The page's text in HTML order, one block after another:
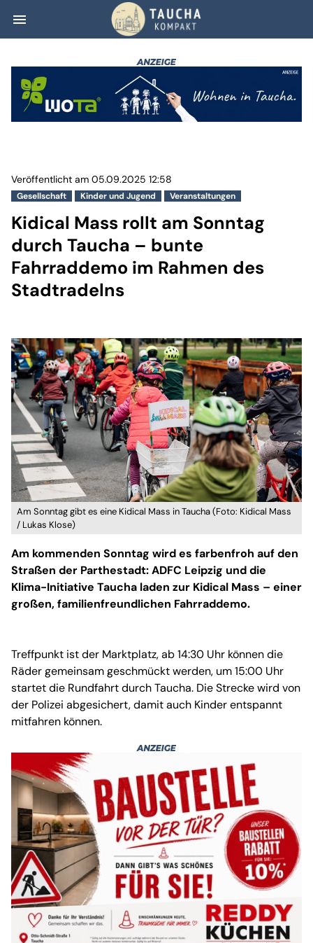
menu Kidical Mass
Gesellschaft Kinder und Jugend Veranstaltungen
Veröffentlicht am 05.09.2025 12:58
Kidical Mass rollt am Sonntag
durch Taucha – bunte
Fahrraddemo im Rahmen des
Stadtradelns
Am Sonntag gibt es eine Kidical Mass in Taucha (Foto: Kidical Mass
/ Lukas Klose)
Am kommenden Sonntag wird es farbenfroh auf den
Straßen der Parthestadt: ADFC Leipzig und die
Klima-Initiative Taucha laden zur Kidical Mass – einer
großen, familienfreundlichen Fahrraddemo.
Treffpunkt ist der Marktplatz, ab 14:30 Uhr können die
Räder gemeinsam geschmückt werden, um 15:00 Uhr
startet die Rundfahrt durch Taucha. Die Strecke wird von
der Polizei abgesichert, damit auch Kinder entspannt
mitfahren können.